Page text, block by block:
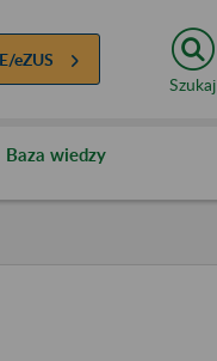
eZUS
Szukaj
Baza wiedzy